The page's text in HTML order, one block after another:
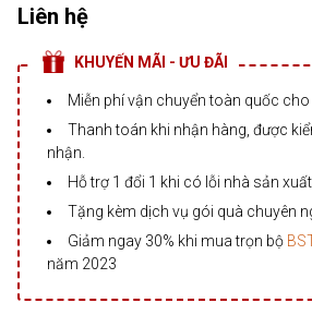
Liên hệ
KHUYẾN MÃI - ƯU ĐÃI
Miễn phí vận chuyển toàn quốc cho
Thanh toán khi nhận hàng, được
nhận.
Hỗ trợ 1 đổi 1 khi có lỗi nhà sản xuất.
Tặng kèm dịch vụ gói quà chuyên
Giảm ngay 30% khi mua trọn bộ
năm 2023